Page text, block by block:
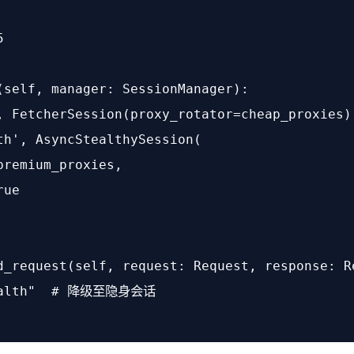
self, manager: SessionManager ):
, AsyncStealthySession(
( self, request: Request, response:
# 降级至隐身会话